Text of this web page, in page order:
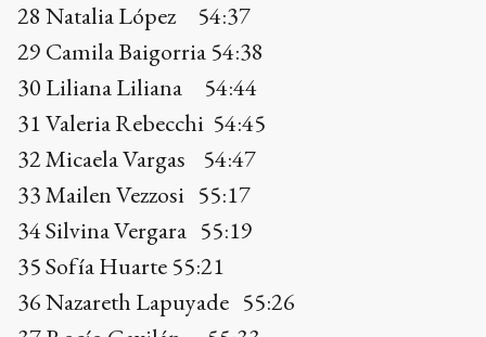
34 Silvina Vergara 55:19
35 Sofía Huarte 55:21
36 Nazareth Lapuyade 55:26
37 Rocío Gavilán 55:33
38 Fiamma Giustozzi 55:35
39 Maricel Encina 55:53
40 Naara Vaitl 56:04
41 Natalia Persson 56:05
42 Verónia Dieguez 56:09